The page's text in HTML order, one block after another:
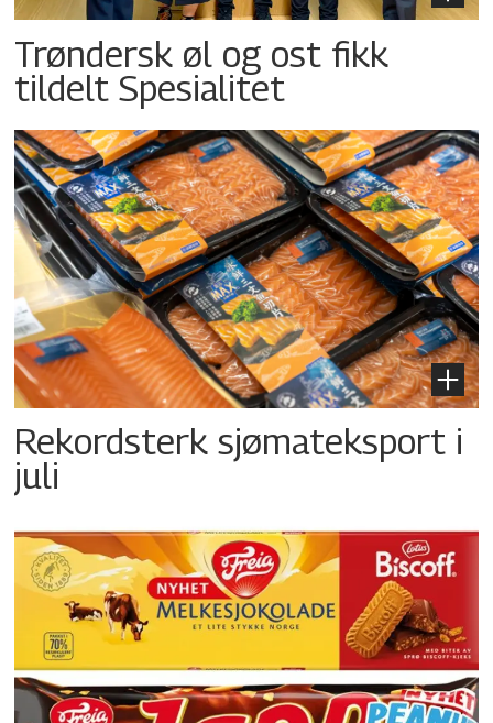
Trøndersk øl og ost fikk
tildelt Spesialitet
Rekordsterk sjømateksport i
juli